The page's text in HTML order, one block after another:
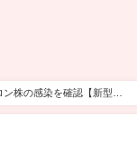
株の感染を確認【新型コ